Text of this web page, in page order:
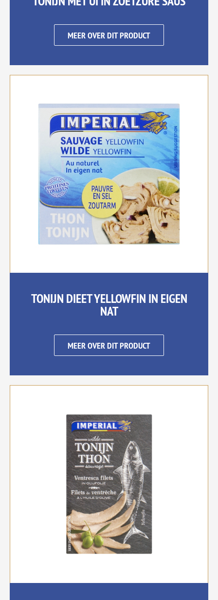
MEER OVER DIT PRODUCT
TONIJN DIEET YELLOWFIN IN EIGEN
NAT
MEER OVER DIT PRODUCT